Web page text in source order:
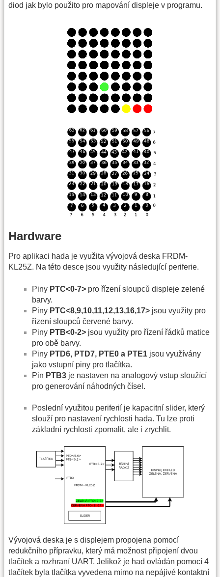
diod jak bylo použito pro mapování displeje v programu.
Hardware
Pro aplikaci hada je využita vývojová deska FRDM-
KL25Z. Na této desce jsou využity následující periferie.
Piny PTC<0-7> pro řízení sloupců displeje zelené
barvy.
Piny PTC<8,9,10,11,12,13,16,17> jsou využity pro
řízení sloupců červené barvy.
Piny PTB<0-2> jsou využity pro řízení řádků matice
pro obě barvy.
Piny PTD6, PTD7, PTE0 a PTE1 jsou využívány
jako vstupní piny pro tlačítka.
Pin PTB3 je nastaven na analogový vstup sloužící
pro generování náhodných čísel.
Poslední využitou periferií je kapacitní slider, který
slouží pro nastavení rychlosti hada. Tu lze proti
základní rychlosti zpomalit, ale i zrychlit.
Vývojová deska je s displejem propojena pomocí
redukčního přípravku, který má možnost připojení dvou
tlačítek a rozhraní UART. Jelikož je had ovládán pomocí 4
tlačítek byla tlačítka vyvedena mimo na nepájivé kontaktní